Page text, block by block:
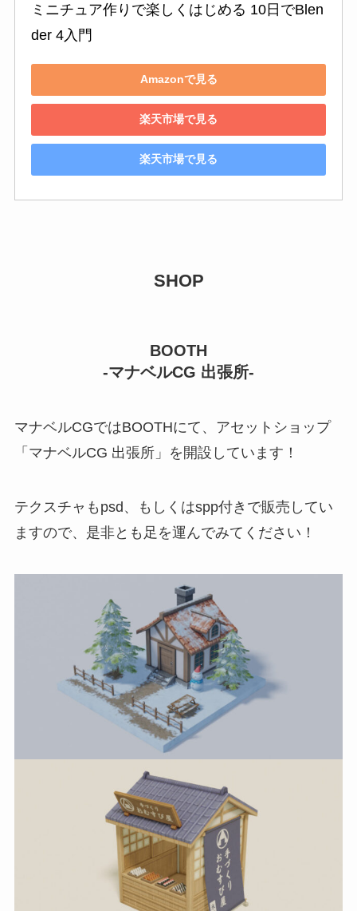
ミニチュア作りで楽しくはじめる 10日でBlen
der 4入門
Amazonで見る
楽天市場で見る
楽天市場で見る
SHOP
BOOTH
-マナベルCG 出張所-
マナベルCGではBOOTHにて、アセットショップ
「マナベルCG 出張所」を開設しています！
テクスチャもpsd、もしくはspp付きで販売してい
ますので、是非とも足を運んでみてください！